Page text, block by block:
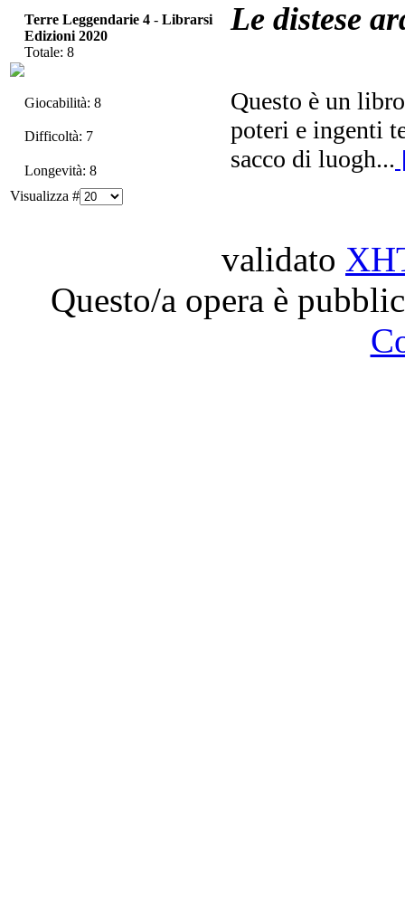
Le distese
Questo è un
poteri e ingenti
sacco di luogh...
Terre Leggendarie 4 - Librarsi
Edizioni 2020
Totale: 8
Giocabilità: 8
Difficoltà: 7
Longevità: 8
Visualizza #
validato
Questo/a opera è